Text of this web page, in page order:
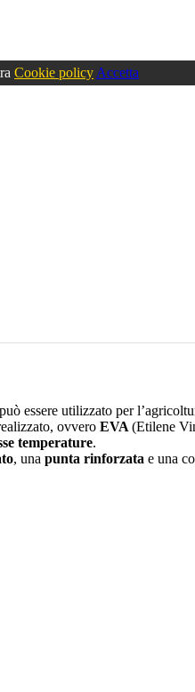
Cookie policy Accetta
può essere utilizzato per
ovvero EVA (Etilene
temperature.
, una punta rinforzata e una